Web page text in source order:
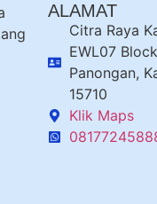
ALAMAT
Citra Raya
EWL07
Panongan,
15710
Klik Maps